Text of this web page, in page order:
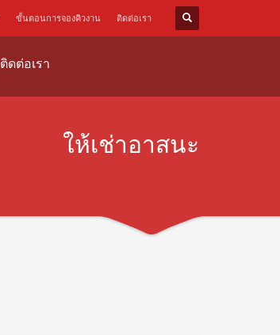
ขั้นตอนการจองคิวงาน ติดต่อเรา
ติดต่อเรา
ให้เช่าอาสนะ